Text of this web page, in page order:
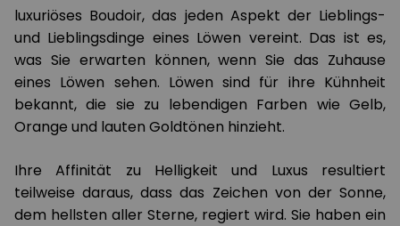
luxuriöses Boudoir, das jeden Aspekt der Lieblings-
und Lieblingsdinge eines Löwen vereint. Das ist es,
was Sie erwarten können, wenn Sie das Zuhause
eines Löwen sehen. Löwen sind für ihre Kühnheit
bekannt, die sie zu lebendigen Farben wie Gelb,
Orange und lauten Goldtönen hinzieht.
Ihre Affinität zu Helligkeit und Luxus resultiert
teilweise daraus, dass das Zeichen von der Sonne,
dem hellsten aller Sterne, regiert wird. Sie haben ein